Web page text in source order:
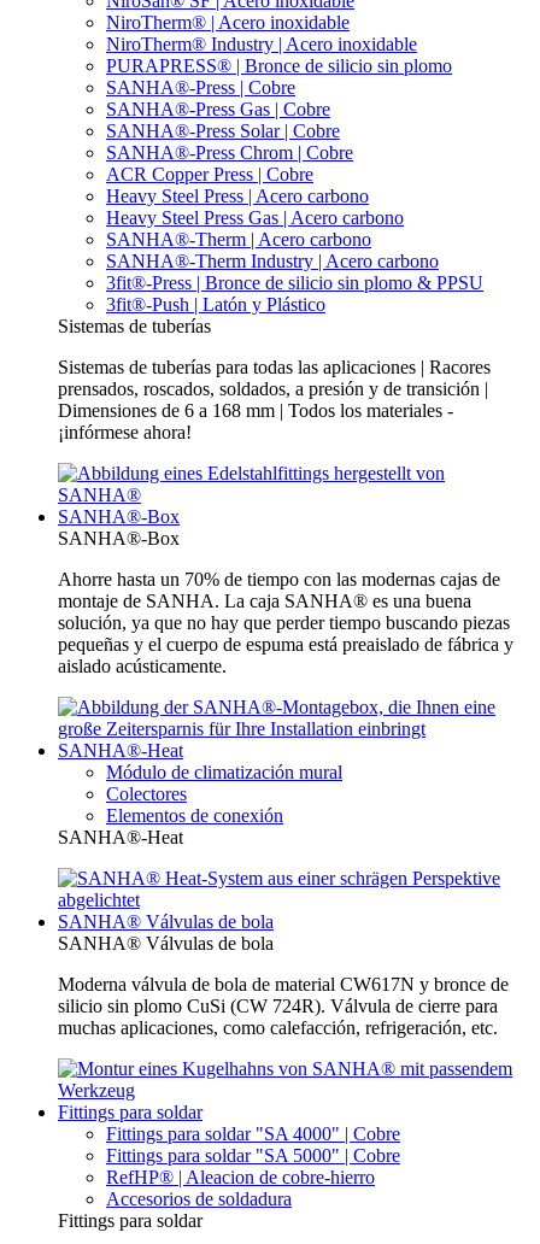
NiroTherm® | Acero inoxidable
NiroTherm® Industry | Acero inoxidable
PURAPRESS® | Bronce de silicio sin plomo
SANHA®-Press | Cobre
SANHA®-Press Gas | Cobre
SANHA®-Press Solar | Cobre
SANHA®-Press Chrom | Cobre
ACR Copper Press | Cobre
Heavy Steel Press | Acero carbono
Heavy Steel Press Gas | Acero carbono
SANHA®-Therm | Acero carbono
SANHA®-Therm Industry | Acero carbono
3fit®-Press | Bronce de silicio sin plomo & PPSU
3fit®-Push | Latón y Plástico
Sistemas de tuberías
Sistemas de tuberías para todas las aplicaciones | Racores
prensados, roscados, soldados, a presión y de transición |
Dimensiones de 6 a 168 mm | Todos los materiales -
¡infórmese ahora!
SANHA®-Box
SANHA®-Box
Ahorre hasta un 70% de tiempo con las modernas cajas de
montaje de SANHA. La caja SANHA® es una buena
solución, ya que no hay que perder tiempo buscando piezas
pequeñas y el cuerpo de espuma está preaislado de fábrica y
aislado acústicamente.
SANHA®-Heat
Módulo de climatización mural
Colectores
Elementos de conexión
SANHA®-Heat
SANHA® Válvulas de bola
SANHA® Válvulas de bola
Moderna válvula de bola de material CW617N y bronce de
silicio sin plomo CuSi (CW 724R). Válvula de cierre para
muchas aplicaciones, como calefacción, refrigeración, etc.
Fittings para soldar
Fittings para soldar "SA 4000" | Cobre
Fittings para soldar "SA 5000" | Cobre
RefHP® | Aleacion de cobre-hierro
Accesorios de soldadura
Fittings para soldar